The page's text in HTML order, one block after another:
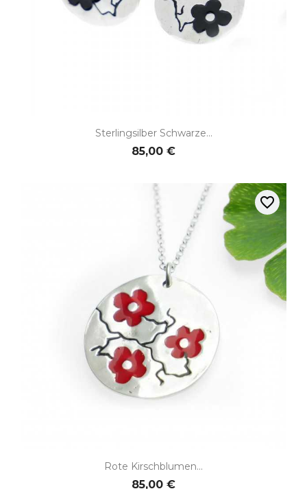
Sterlingsilber Schwarze...
85,00 €
Rote Kirschblumen...
85,00 €
favorite_border